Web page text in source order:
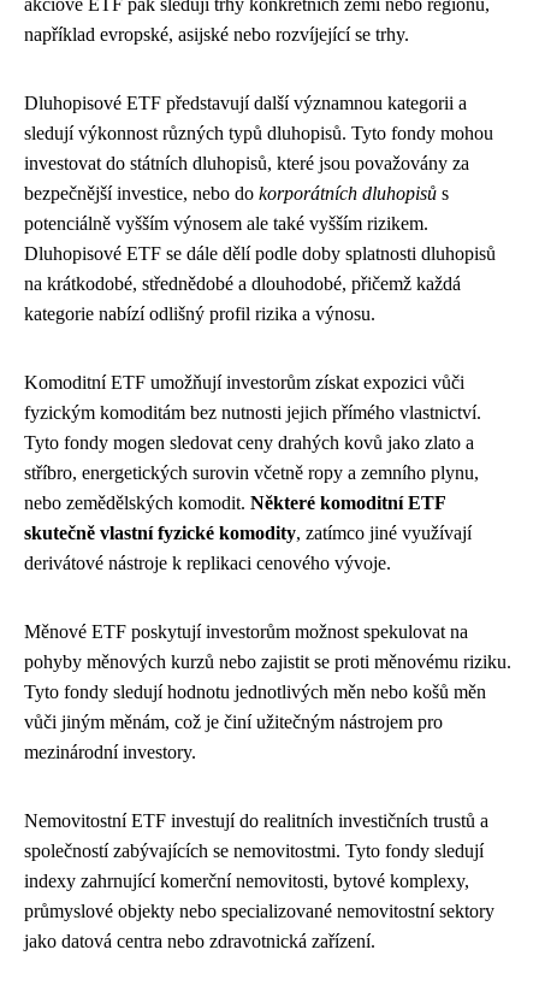
například evropské, asijské nebo rozvíjející se trhy.
Dluhopisové ETF představují další významnou kategorii a
sledují výkonnost různých typů dluhopisů. Tyto fondy mohou
investovat do státních dluhopisů, které jsou považovány za
bezpečnější investice, nebo do korporátních dluhopisů s
potenciálně vyšším výnosem ale také vyšším rizikem.
Dluhopisové ETF se dále dělí podle doby splatnosti dluhopisů
na krátkodobé, střednědobé a dlouhodobé, přičemž každá
kategorie nabízí odlišný profil rizika a výnosu.
Komoditní ETF umožňují investorům získat expozici vůči
fyzickým komoditám bez nutnosti jejich přímého vlastnictví.
Tyto fondy mogen sledovat ceny drahých kovů jako zlato a
stříbro, energetických surovin včetně ropy a zemního plynu,
nebo zemědělských komodit. Některé komoditní ETF
skutečně vlastní fyzické komodity, zatímco jiné využívají
derivátové nástroje k replikaci cenového vývoje.
Měnové ETF poskytují investorům možnost spekulovat na
pohyby měnových kurzů nebo zajistit se proti měnovému riziku.
Tyto fondy sledují hodnotu jednotlivých měn nebo košů měn
vůči jiným měnám, což je činí užitečným nástrojem pro
mezinárodní investory.
Nemovitostní ETF investují do realitních investičních trustů a
společností zabývajících se nemovitostmi. Tyto fondy sledují
indexy zahrnující komerční nemovitosti, bytové komplexy,
průmyslové objekty nebo specializované nemovitostní sektory
jako datová centra nebo zdravotnická zařízení.